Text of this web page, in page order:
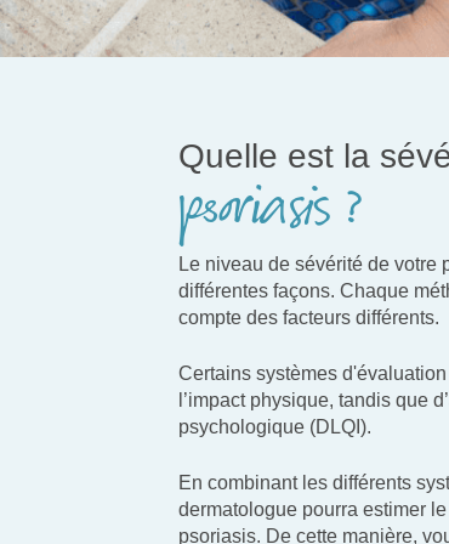
Quelle est la
psoriasis ?
Le niveau de sévérité de votre
différentes façons. Chaque
compte des facteurs différents.
Certains systèmes
l’impact physique, tandis que
psychologique (DLQI).
En combinant les différents
dermatologue pourra estimer
psoriasis. De cette manière,